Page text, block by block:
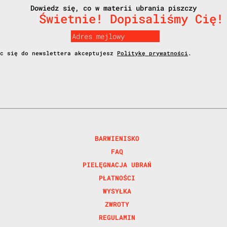
Dowiedz się, co w materii ubrania piszczy
Świetnie! Dopisaliśmy Cię!
się do newslettera akceptujesz Politykę prywatności .
BARWIENISKO
FAQ
PIELĘGNACJA UBRAŃ
PŁATNOŚCI
WYSYŁKA
ZWROTY
REGULAMIN